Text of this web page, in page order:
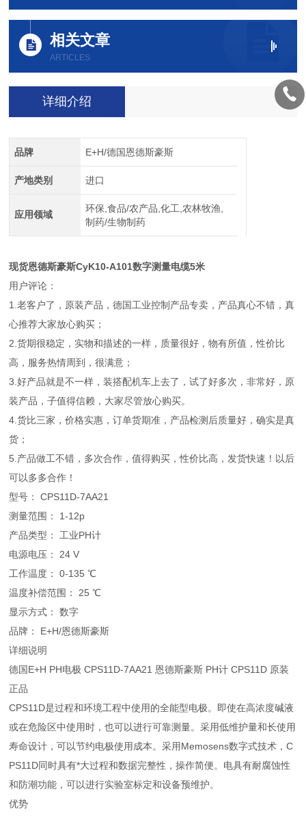
相关文章
ARTICLES
详细介绍
品牌 E+H/德国恩德斯豪斯
产地类别 进口
应用领域
环保,食品/农产品,化工,农林牧渔,
制药/生物制药
现货恩德斯豪斯CyK10-A101数字测量电缆5米
用户评论：
1.老客户了，原装产品，德国工业控制产品专卖，产品真心不错，真
心推荐大家放心购买；
2.货期很稳定，实物和描述的一样，质量很好，物有所值，性价比
高，服务热情周到，很满意；
3.好产品就是不一样，装搭配机车上去了，试了好多次，非常好，原
装产品，子值得信赖，大家尽管放心购买。
4.货比三家，价格实惠，订单货期准，产品检测后质量好，确实是真
货；
5.产品做工不错，多次合作，值得购买，性价比高，发货快速！以后
可以多多合作！
型号： CPS11D-7AA21
测量范围： 1-12p
产品类型： 工业PH计
电源电压： 24 V
工作温度： 0-135 ℃
温度补偿范围： 25 ℃
显示方式： 数字
品牌： E+H/恩德斯豪斯
详细说明
德国E+H PH电极 CPS11D-7AA21 恩德斯豪斯 PH计 CPS11D 原装
正品
CPS11D是过程和环境工程中使用的全能型电极。即使在高浓度碱液
或在危险区中使用时，也可以进行可靠测量。采用低维护量和长使用
寿命设计，可以节约电极使用成本。采用Memosens数字式技术，C
PS11D同时具有*大过程和数据完整性，操作简便。电具有耐腐蚀性
和防潮功能，可以进行实验室标定和设备预维护。
优势